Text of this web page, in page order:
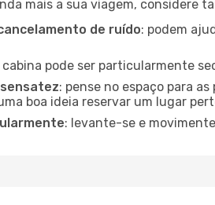
mais a sua viagem, considere
de ruído: podem
cabina pode ser particularmente
: pense no espaço para
boa ideia reservar um lugar
: levante-se e